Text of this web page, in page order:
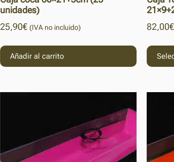
unidades)
25,90€ (IVA no incluido)
Añadir al carrito
82,00€